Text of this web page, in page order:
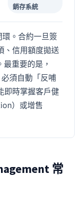
銷存系統
。合約一旦簽
、信用額度拋送
重要的是，
須自動「反哺
即時掌握客戶健
）或增售
常